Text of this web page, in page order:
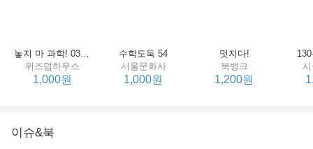
놓지 마 과학! 03 : 정신이 공룡에 정신 놓다
위즈덤하우스
1,000원
수학도둑 54
서울문화사
1,000원
멋지다!
북뱅크
1,200원
이슈&북